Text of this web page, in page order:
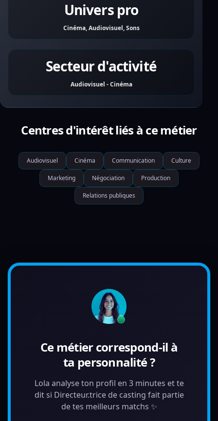
Univers pro
Cinéma, Audiovisuel, Sons
Secteur d'activité
Audiovisuel - Cinéma
Centres d'intérêt liés à ce métier
Audiovisuel Cinéma Communication Culture
Marketing Négociation Production
Relations publiques
Ce métier correspond-il à
ta personnalité ?
Lola analyse ton profil en 3 minutes et te
dit si Directeur.trice de casting fait partie
de tes meilleurs matchs ✨